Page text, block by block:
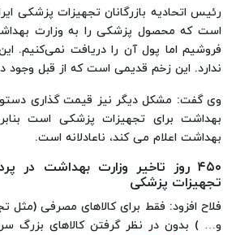
رئیس اتحادیه بازرگانان تجهیزات پزشکی
است که محصول پزشکی را به وزارت
فروشیم اما پول آن را دریافت نمی‌کنیم.
ندارد. این زخم قدیمی است که از قبل وجود
وی گفت: مشکل دیگر نیز قیمت گذاری
بهداشت برای تجهیزات پزشکی است
بهداشت اعلام می کند، ناعادلانه است.
۴۵۰ روز تاخیر وزارت بهداشت در
تجهیزات پزشکی
فلاح افزود: فقط برای کالاهای مصرفی (مثل
و… ) بدون در نظر گرفتن کالاهای بزرگ